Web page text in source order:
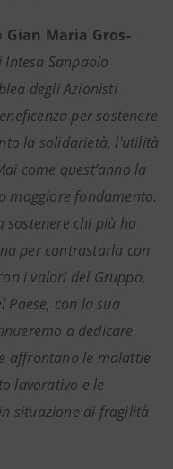
Gian Maria Gros-
Intesa Sanpaolo
degli Azionisti
per sostenere
la solidarietà, l'utilità
come quest’anno la
maggiore fondamento.
sostenere chi più ha
per contrastarla con
i valori del Gruppo,
Paese, con la sua
a dedicare
affrontano le malattie
lavorativo e le
situazione di fragilità